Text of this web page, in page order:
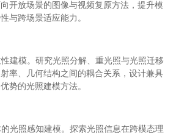
开放场景的图像与视频复原方法，提升模
与跨场景适应能力。
建模。研究光照分解、重光照与光照迁移
率、几何结构之间的耦合关系，设计兼具
势的光照建模方法。
光照感知建模。探索光照信息在跨模态理